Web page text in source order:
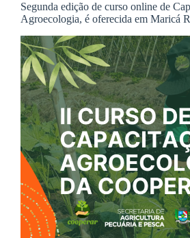
Segunda edição de curso online de
Agroecologia, é oferecida em Maricá